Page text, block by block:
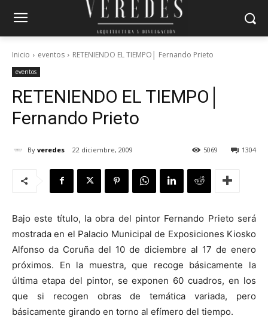
Inicio eventos RETENIENDO EL TIEMPO│ Fernando Prieto
eventos
RETENIENDO EL TIEMPO│
Fernando Prieto
By veredes 22 diciembre, 2009 1304
5069
Bajo este título, la obra del pintor Fernando Prieto será
mostrada en el Palacio Municipal de Exposiciones Kiosko
Alfonso da Coruña del 10 de diciembre al 17 de enero
próximos. En la muestra, que recoge básicamente la
última etapa del pintor, se exponen 60 cuadros, en los
que si recogen obras de temática variada, pero
básicamente girando en torno al efímero del tiempo.